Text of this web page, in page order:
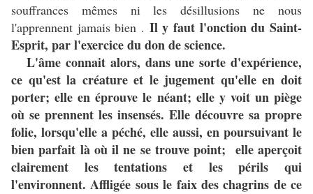
souffrances mêmes ni les désillusions ne nous
l'apprennent jamais bien . Il y faut l'onction du Saint-
Esprit, par l'exercice du don de science.
L'âme connait alors, dans une sorte d'expérience,
ce qu'est la créature et le jugement qu'elle en doit
porter; elle en éprouve le néant; elle y voit un piège
où se prennent les insensés. Elle découvre sa propre
folie, lorsqu'elle a péché, elle aussi, en poursuivant le
bien parfait là où il ne se trouve point; elle aperçoit
clairement les tentations et les périls qui
l'environnent. Affligée sous le faix des chagrins de ce